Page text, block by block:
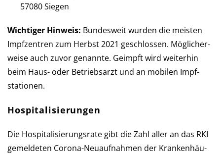
57080 Siegen
Wichtiger Hinweis: Bundesweit wurden die meisten
Impf­zen­tren zum Herbst 2021 ge­schlos­sen. Mög­licher­
weise auch zu­vor ge­nannte. Ge­impft wird weiter­hin
beim Haus- oder Betriebs­arzt und an mobilen Impf­
stationen.
Hospitalisierungen
Die Hospitalisierungsrate gibt die Zahl aller an das RKI
ge­mel­de­ten Corona-Neu­auf­nah­men der Kran­ken­häu­